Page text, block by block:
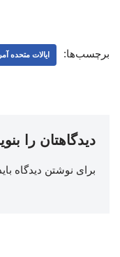
برچسب‌ها: ایالات متحده
دیدگاهتان را
برای نوشتن دیدگاه